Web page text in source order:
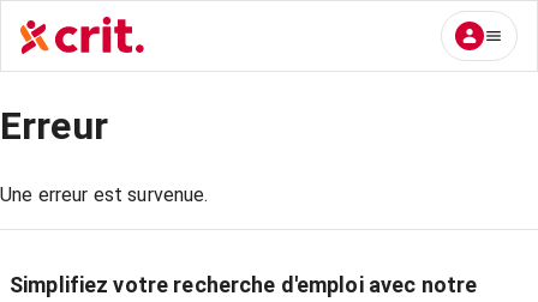
Erreur
Une erreur est survenue.
Simplifiez votre recherche d'emploi avec notre